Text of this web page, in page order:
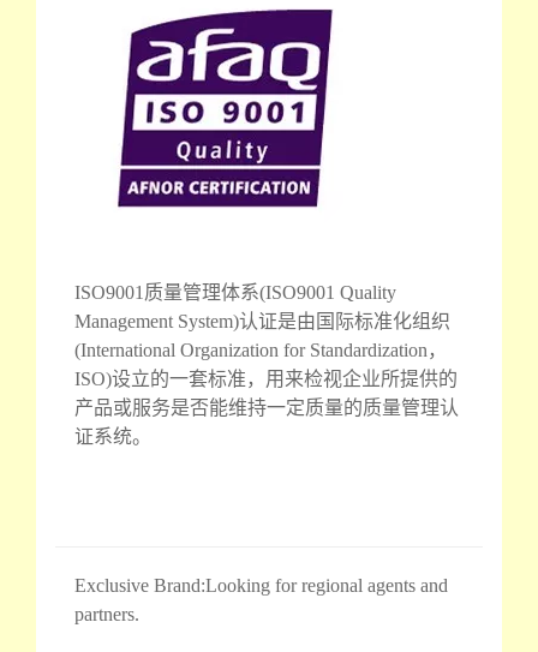
ISO9001质量管理体系(ISO9001 Quality
Management System)认证是由国际标准化组织
(International Organization for Standardization，
ISO)设立的一套标准，用来检视企业所提供的
产品或服务是否能维持一定质量的质量管理认
证系统。
Exclusive Brand:Looking for regional agents and
partners.